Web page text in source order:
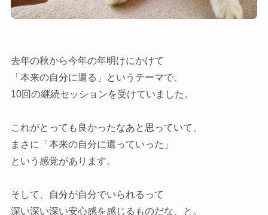
去年の秋から今年の年明けにかけて
「本来の自分に還る」というテーマで、
10回の継続セッションを受けていました。
これがとっても良かったなあと思っていて、
まさに「本来の自分に還っていった」
という感覚があります。
そして、自分が自分でいられるって
深い深い深い安心感を感じるものだな、と。